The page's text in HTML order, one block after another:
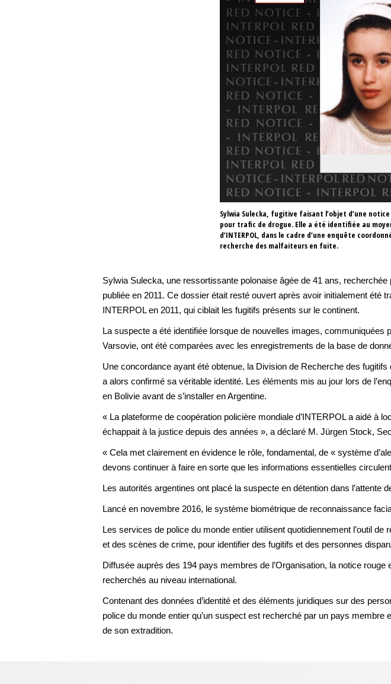
Sylwia Sulecka, fugitive faisant l’objet d’une
pour trafic de drogue. Elle a été identifiée au
d’INTERPOL, dans le cadre d’une enquête
recherche des malfaiteurs en fuite.
Sylwia Sulecka, une ressortissante polonaise âgée de 41 ans,
publiée en 2011. Ce dossier était resté ouvert après avoir initialement été
INTERPOL en 2011, qui ciblait les fugitifs présents sur le continent.
La suspecte a été identifiée lorsque de nouvelles images,
Varsovie, ont été comparées avec les enregistrements de la base de
Une concordance ayant été obtenue, la Division de Recherche des
a alors confirmé sa véritable identité. Les éléments mis au jour lors de
en Bolivie avant de s’installer en Argentine.
« La plateforme de coopération policière mondiale d’INTERPOL a aidé à
échappait à la justice depuis des années », a déclaré M. Jürgen Stock,
« Cela met clairement en évidence le rôle, fondamental, de « système
devons continuer à faire en sorte que les informations essentielles
Les autorités argentines ont placé la suspecte en détention dans l’attente
Lancé en novembre 2016, le système biométrique de reconnaissance
Les services de police du monde entier utilisent quotidiennement l’outil
et des scènes de crime, pour identifier des fugitifs et des personnes
Diffusée auprès des 194 pays membres de l’Organisation, la notice
recherchés au niveau international.
Contenant des données d’identité et des éléments juridiques sur des
police du monde entier qu’un suspect est recherché par un pays membre
de son extradition.